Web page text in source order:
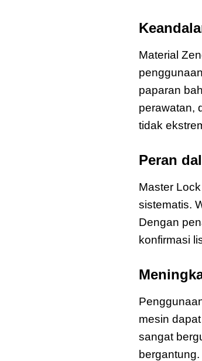
Material
paparan
perawatan,
tidak
Peran
Master
sistematis.
Dengan
konfirmasi
mesin
sangat
bergantung.